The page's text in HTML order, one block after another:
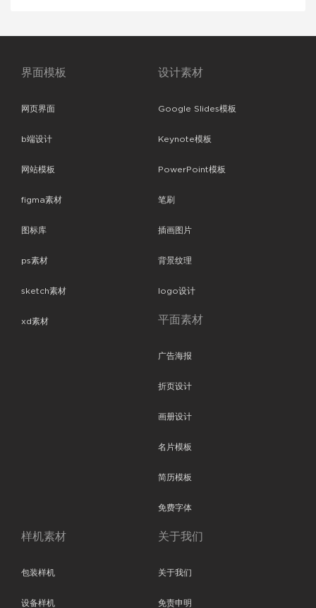
界面模板
网页界面
b端设计
网站模板
figma素材
图标库
ps素材
sketch素材
xd素材
设计素材
Google Slides模板
Keynote模板
PowerPoint模板
笔刷
插画图片
背景纹理
logo设计
平面素材
广告海报
折页设计
画册设计
名片模板
简历模板
免费字体
样机素材
包装样机
设备样机
关于我们
关于我们
免责申明